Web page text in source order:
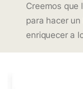
Creemos que
para hacer
enriquecer a